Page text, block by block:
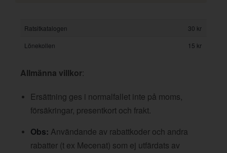
Ratsitkatalogen
30 kr
Lönekollen
15 kr
Allmänna villkor:
Ersättning ges i normalfallet inte på moms,
försäkringar, presentkort och frakt.
Obs: Användande av rabattkoder och andra
rabatter (t ex Mecenat) som ej utfärdats av